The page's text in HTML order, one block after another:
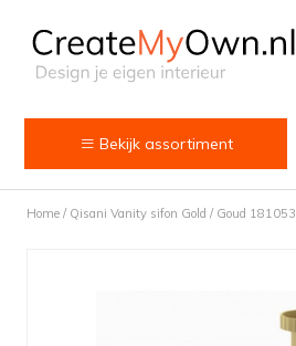
Bekijk assortiment
Home/ Qisani Vanity sifon Gold / Goud 181053